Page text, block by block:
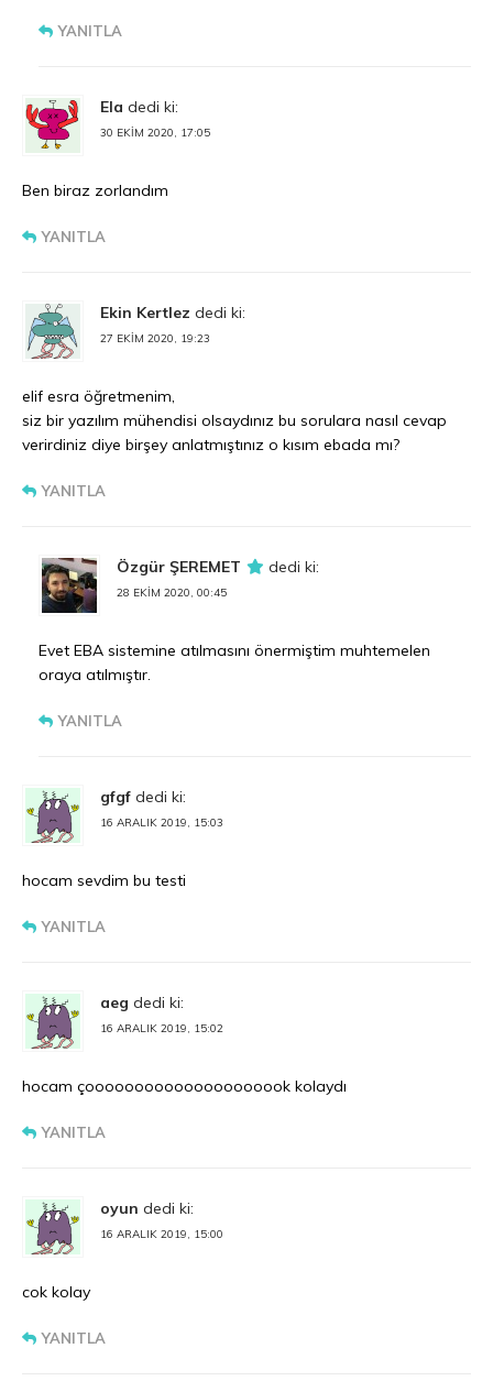
YANITLA
Ela dedi ki:
30 EKIM 2020, 17:05
Ben biraz zorlandım
YANITLA
Ekin Kertlez dedi ki:
27 EKIM 2020, 19:23
elif esra öğretmenim,
siz bir yazılım mühendisi olsaydınız bu sorulara nasıl cevap
verirdiniz diye birşey anlatmıştınız o kısım ebada mı?
YANITLA
Özgür ŞEREMET dedi ki:
28 EKIM 2020, 00:45
Evet EBA sistemine atılmasını önermiştim muhtemelen
oraya atılmıştır.
YANITLA
gfgf dedi ki:
16 ARALIK 2019, 15:03
hocam sevdim bu testi
YANITLA
aeg dedi ki:
16 ARALIK 2019, 15:02
hocam çooooooooooooooooooook kolaydı
YANITLA
oyun dedi ki:
16 ARALIK 2019, 15:00
cok kolay
YANITLA